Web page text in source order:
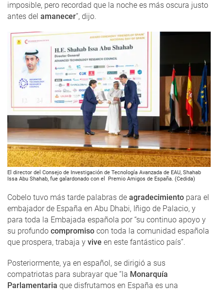
imposible, pero recordad que la noche es más oscura justo
antes del amanecer”, dijo.
El director del Consejo de Investigación de Tecnología Avanzada de EAU, Shahab
Issa Abu Shahab, fue galardonado con el Premio Amigos de España. (Cedida)
Cobelo tuvo más tarde palabras de agradecimiento para el
embajador de España en Abu Dhabi, Iñigo de Palacio, y
para toda la Embajada española por “su continuo apoyo y
su profundo compromiso con toda la comunidad española
que prospera, trabaja y vive en este fantástico país”.
Posteriormente, ya en español, se dirigió a sus
compatriotas para subrayar que “la Monarquía
Parlamentaria que disfrutamos en España es una